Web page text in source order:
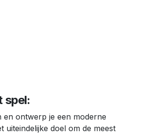
spel:
ontwerp je een moderne
uiteindelijke doel om de meest